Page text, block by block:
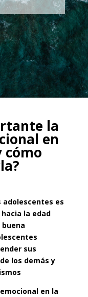
la
en
cómo
adolescentes es
la edad
sus
los demás y
en la